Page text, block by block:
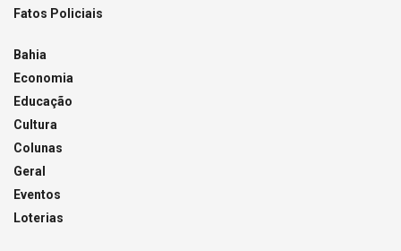
Fatos Policiais
Bahia
Economia
Educação
Cultura
Colunas
Geral
Eventos
Loterias